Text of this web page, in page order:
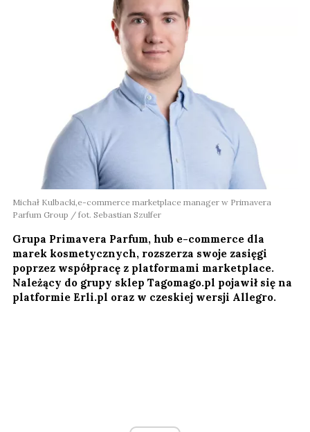
Michał Kulbacki,e-commerce marketplace manager w Primavera
Parfum Group / fot. Sebastian Szulfer
Grupa Primavera Parfum, hub e-commerce dla
marek kosmetycznych, rozszerza swoje zasięgi
poprzez współpracę z platformami marketplace.
Należący do grupy sklep Tagomago.pl pojawił się na
platformie Erli.pl oraz w czeskiej wersji Allegro.